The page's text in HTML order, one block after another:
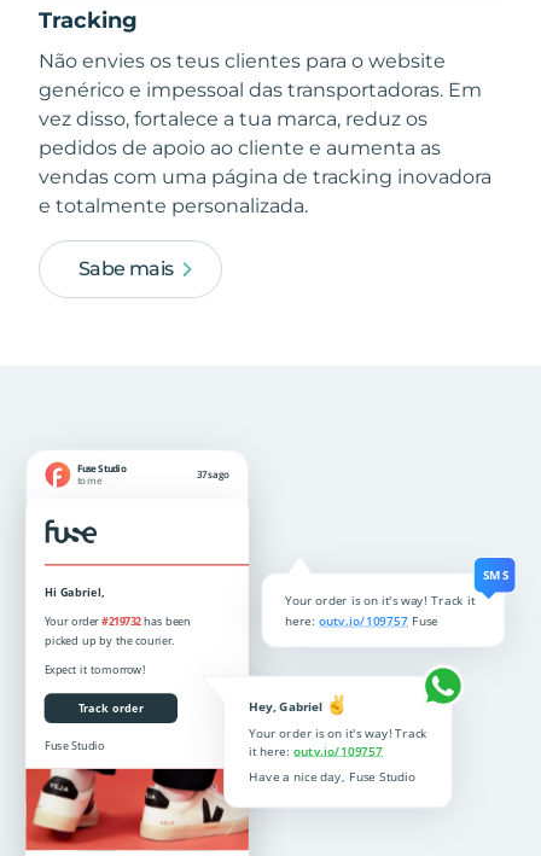
Tracking
Não envies os teus clientes para o website
genérico e impessoal das transportadoras. Em
vez disso, fortalece a tua marca, reduz os
pedidos de apoio ao cliente e aumenta as
vendas com uma página de tracking inovadora
e totalmente personalizada.
Sabe mais